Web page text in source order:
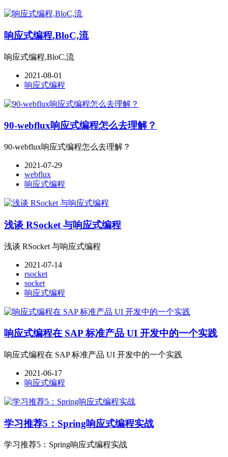
响应式编程,BloC,流
响应式编程,BloC,流
2021-08-01
响应式编程
90-webflux响应式编程怎么去理解？
90-webflux响应式编程怎么去理解？
2021-07-29
webflux
响应式编程
浅谈 RSocket 与响应式编程
浅谈 RSocket 与响应式编程
2021-07-14
rsocket
socket
响应式编程
响应式编程在 SAP 标准产品 UI 开发中的一个实践
响应式编程在 SAP 标准产品 UI 开发中的一个实践
2021-06-17
响应式编程
学习推荐5：Spring响应式编程实战
学习推荐5：Spring响应式编程实战